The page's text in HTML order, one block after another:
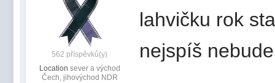
562 příspěvků(y)
Location sever a východ
Čech, jihovýchod NDR
lahvičku rok
nejspíš